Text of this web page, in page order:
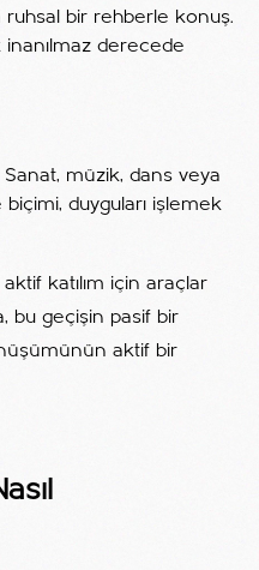
ruhsal bir rehberle konuş.
derecede
Sanat, müzik, dans veya
biçimi, duyguları işlemek
katılım için araçlar
bu geçişin pasif bir
aktif bir